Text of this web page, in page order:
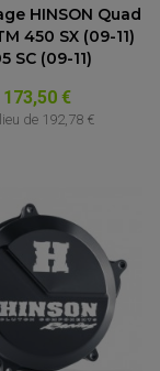
HINSON Quad
450 SX (09-11)
SC (09-11)
173,50 €
de 192,78 €